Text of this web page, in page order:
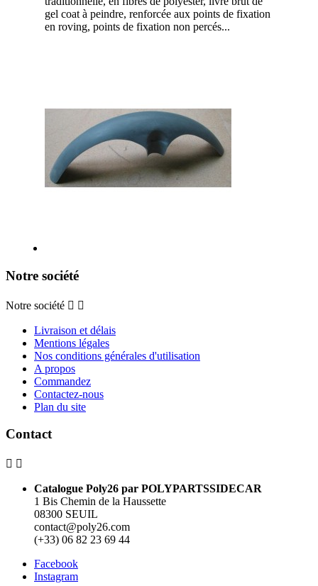
gel coat à peindre, renforcée aux points de fixation
en roving, points de fixation non percés...
Notre société
Notre société  
Livraison et délais
Mentions légales
Nos conditions générales d'utilisation
A propos
Commandez
Contactez-nous
Plan du site
Contact
 
Catalogue Poly26 par POLYPARTSSIDECAR
1 Bis Chemin de la Haussette
08300 SEUIL
contact@poly26.com
(+33) 06 82 23 69 44
Facebook
Instagram